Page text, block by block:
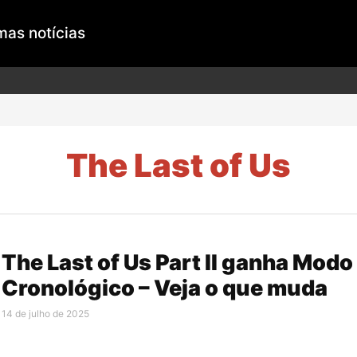
notícias
The Last of Us
The Last of Us Part II ganha Modo
Cronológico – Veja o que muda
14 de julho de 2025